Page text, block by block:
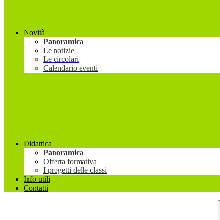
Novità
Panoramica
Le notizie
Le circolari
Calendario eventi
Didattica
Panoramica
Offerta formativa
I progetti delle classi
Info utili
Contatti